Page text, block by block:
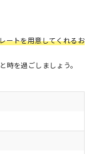
ートを用意してくれるお
時を過ごしましょう。